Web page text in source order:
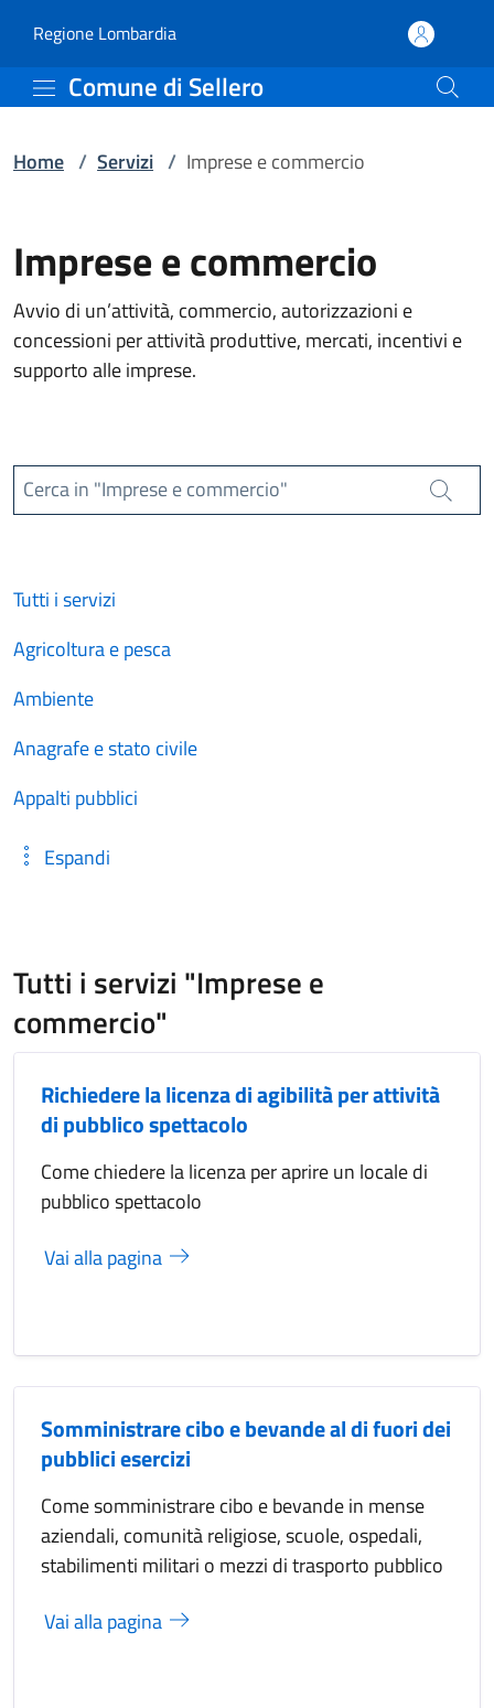
Servizi | Comune di
Regione Lombardia(apre in un'altra scheda).
Comune di Sellero
Home / Servizi / Imprese e commercio
Imprese e commercio
Avvio di un’attività, commercio, autorizzazioni e
concessioni per attività produttive, mercati, incentivi e
supporto alle imprese.
Cerca in "Imprese e commercio"
Cerca
Tutti i servizi
Agricoltura e pesca
Ambiente
Anagrafe e stato civile
Appalti pubblici
Espandi
Tutti i servizi "Imprese e
commercio"
Richiedere la licenza di agibilità per attività
di pubblico spettacolo
Come chiedere la licenza per aprire un locale di
pubblico spettacolo
Vai alla pagina
Somministrare cibo e bevande al di fuori dei
pubblici esercizi
Come somministrare cibo e bevande in mense
aziendali, comunità religiose, scuole, ospedali,
stabilimenti militari o mezzi di trasporto pubblico
Vai alla pagina